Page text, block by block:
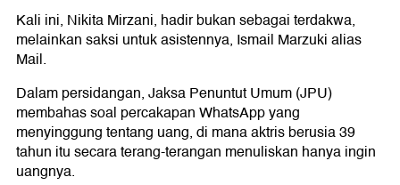
Kali ini, Nikita Mirzani, hadir bukan sebagai terdakwa,
melainkan saksi untuk asistennya, Ismail Marzuki alias
Mail.
Dalam persidangan, Jaksa Penuntut Umum (JPU)
membahas soal percakapan WhatsApp yang
menyinggung tentang uang, di mana aktris berusia 39
tahun itu secara terang-terangan menuliskan hanya ingin
uangnya.